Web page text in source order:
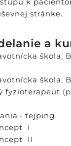
stránke.
a
škola,
škola,
fyzioterapeut
- tejping
I
II